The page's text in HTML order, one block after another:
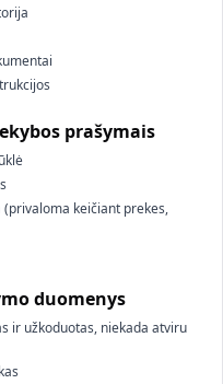
prašymais
keičiant prekes,
duomenys
ir užkoduotas, niekada atviru